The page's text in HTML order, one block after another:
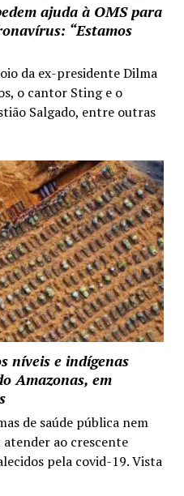
ajuda à OMS para
“Estamos
da ex-presidente Dilma
o cantor Sting e o
Salgado, entre outras
níveis e indígenas
Amazonas, em
de saúde pública nem
atender ao crescente
pela covid-19. Vista